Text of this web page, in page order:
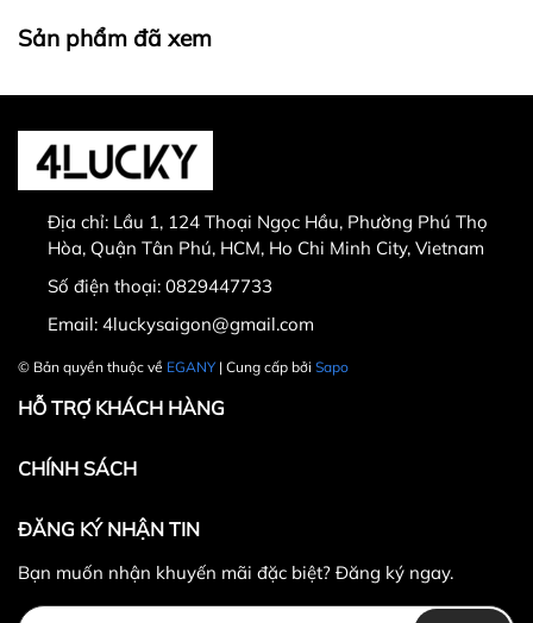
Lưu ý:
Thời gian đổi hàng trong vòng từ
ngày nhận hàng.
Thời gian được tính từ thời điểm xuất hóa đơn.
Sản phẩm chưa qua sử dụng, không bị dơ bẩn, còn
nguyên tem mác, hộp / bao bì sản phẩm đi kèm
(nếu có).
Sản phẩm được chọn để đổi phải có
Không hoàn lại tiền thừa
phẩm đổi.
Sản phẩm đã xem
Địa chỉ: Lầu 1, 124 Thoại Ngọc Hầu, Phường Phú Thọ
Hòa, Quận Tân Phú, HCM, Ho Chi Minh City, Vietnam
Số điện thoại: 0829447733
Email: 4luckysaigon@gmail.com
© Bản quyền thuộc về EGANY| Cung cấp bởi Sapo
HỖ TRỢ KHÁCH HÀNG
CHÍNH SÁCH
ĐĂNG KÝ NHẬN TIN
Bạn muốn nhận khuyến mãi đặc biệt? Đăng ký ngay.